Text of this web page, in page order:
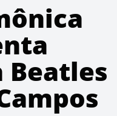
Beatles